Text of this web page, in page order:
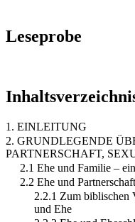
Leseprobe
1. EINLEITUNG
2. GRUNDLEGENDE
PARTNERSCHAFT,
2.1 Ehe und Familie –
2.2 Ehe und
2.2.1 Zum biblischen
und Ehe